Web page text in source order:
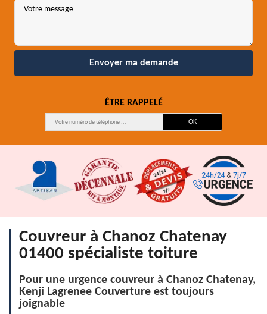
ÊTRE RAPPELÉ
Couvreur à Chanoz Chatenay
01400 spécialiste toiture
Pour une urgence couvreur à Chanoz Chatenay,
Kenji Lagrenee Couverture est toujours
joignable